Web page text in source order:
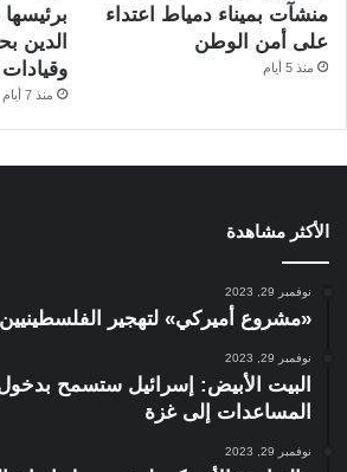
منشآت بميناء دمياط اعتداء
على أمن الوطن
منذ 5 أيام
الدين
وقيادات
منذ 7 أيام
الأكثر مشاهدة
نوفمبر 29, 2023
«مشروع أميركي» لتهجير
نوفمبر 29, 2023
البيت الأبيض: إسرائيل ستسمح
المساعدات إلى غزة
نوفمبر 29, 2023